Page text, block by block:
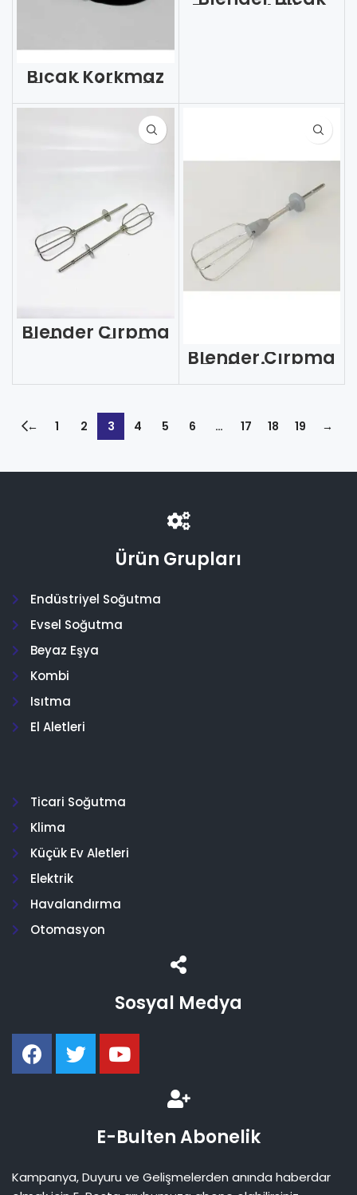
Bıçak Korkmaz
Rondo (Adet)
Taşıma Mili Arz
Blender Çırpma
Teli İnce Diş Fkr
Blender Çırpma
Teli Universal
(Adet)
← 1 2 3 4 5 6 … 17 18 19 →
Ürün Grupları
Endüstriyel Soğutma
Evsel Soğutma
Beyaz Eşya
Kombi
Isıtma
El Aletleri
Ticari Soğutma
Klima
Küçük Ev Aletleri
Elektrik
Havalandırma
Otomasyon
Sosyal Medya
E-Bulten Abonelik
Kampanya, Duyuru ve Gelişmelerden anında haberdar